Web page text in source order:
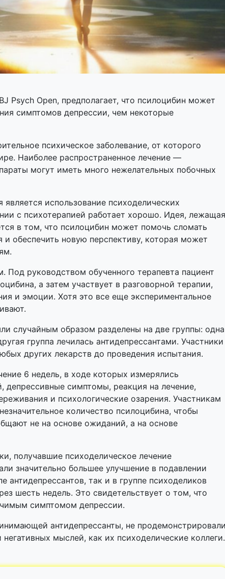
Psych Open, предполагает, что псилоцибин может
симптомов депрессии, чем некоторые
психическое заболевание, от которого
Наиболее распространенное лечение —
могут иметь много нежелательных побочных
использование психоделических
с психотерапией работает хорошо. Идея, лежащая
в том, что псилоцибин может помочь сломать
обеспечить новую перспективу, которая может
руководством обученного терапевта пациент
а затем участвует в разговорной терапии,
и эмоции. Хотя это все еще экспериментальное
случайным образом разделены на две группы: одна
группа лечилась антидепрессантами. Участники
других лекарств до проведения испытания.
6 недель, в ходе которых измерялись
симптомы, реакция на лечение,
и психологические озарения. Участникам
количество псилоцибина, чтобы
не на основе ожиданий, а на основе
получавшие психоделическое лечение
значительно большее улучшение в подавлении
антидепрессантов, так и в группе психоделиков
шесть недель. Это свидетельствует о том, что
симптомом депрессии.
антидепрессанты, не
мыслей, как их психоделические коллеги.